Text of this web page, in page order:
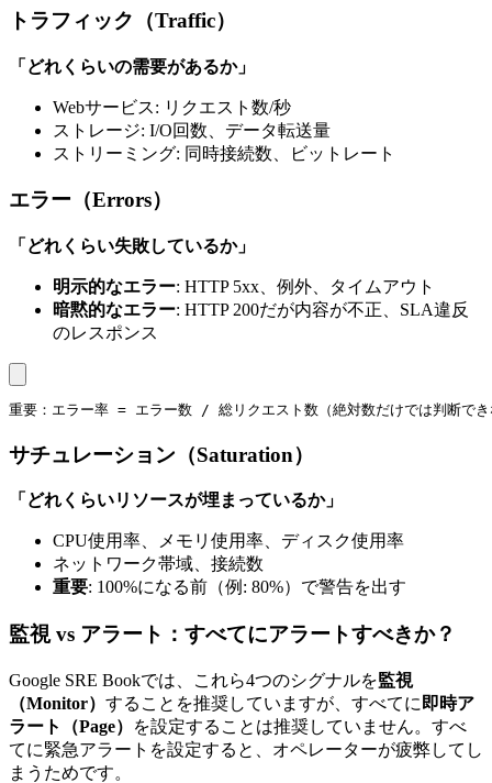
トラフィック（Traffic）
「どれくらいの需要があるか」
Webサービス: リクエスト数/秒
ストレージ: I/O回数、データ転送量
ストリーミング: 同時接続数、ビットレート
エラー（Errors）
「どれくらい失敗しているか」
明示的なエラー: HTTP 5xx、例外、タイムアウト
暗黙的なエラー: HTTP 200だが内容が不正、SLA違反
のレスポンス
重要：エラー率 = エラー数 / 総リクエスト数（絶対数だけでは判断でき
サチュレーション（Saturation）
「どれくらいリソースが埋まっているか」
CPU使用率、メモリ使用率、ディスク使用率
ネットワーク帯域、接続数
重要: 100%になる前（例: 80%）で警告を出す
監視 vs アラート：すべてにアラートすべきか？
Google SRE Bookでは、これら4つのシグナルを監視
（Monitor） することを推奨していますが、すべてに 即時ア
ラート（Page）
を設定することは推奨していません。すべ
てに緊急アラートを設定すると、オペレーターが疲弊してし
まうためです。